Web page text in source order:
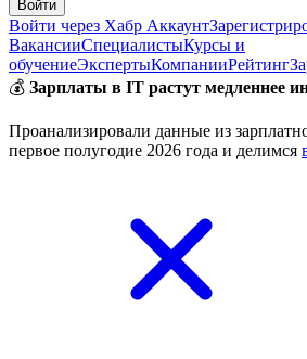
Войти
Войти через Хабр Аккаунт
ВакансииСпециалистыКурсы и
обучениеЭкспертыКомпанииРейтинг
💰 Зарплаты в IT растут медленнее
Проанализировали данные из
первое полугодие 2026 года и делимся